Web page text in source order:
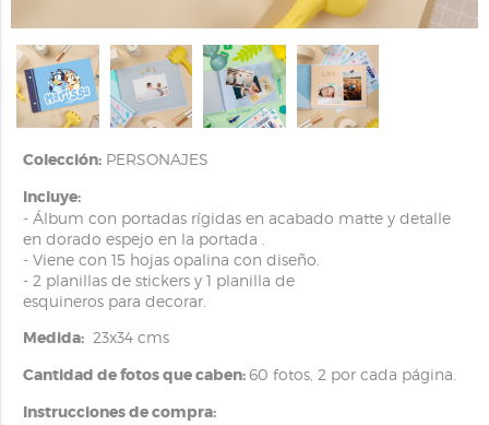
Colección:PERSONAJES
Incluye:
- Álbum con portadas rígidas en acabado matte y detalle
en dorado espejo en la portada .
- Viene con 15 hojas opalina con diseño.
- 2 planillas de stickers y 1 planilla de
esquineros para decorar.
Medida:23x34 cms
Cantidad de fotos que caben:60 fotos, 2 por cada página.
Instrucciones de compra: